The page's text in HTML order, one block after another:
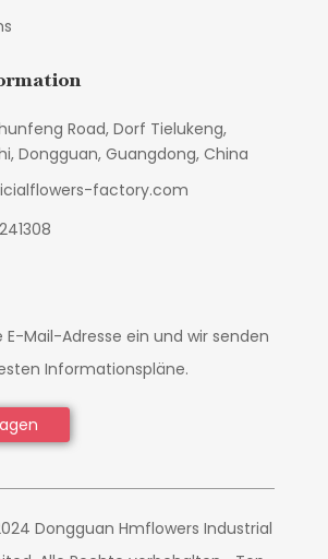
Road, Dorf Tielukeng,
Dongguan, Guangdong, China
factory.com
E-Mail-Adresse ein und wir senden
Informationspläne.
Dongguan Hmflowers Industrial